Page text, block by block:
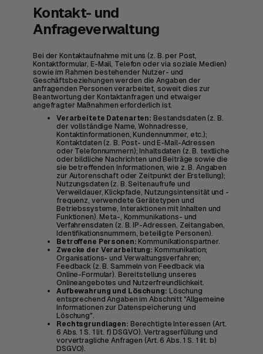
Kontakt- und
Anfrageverwaltung
Bei der Kontaktaufnahme mit uns (z. B. per Post,
Kontaktformular, E-Mail, Telefon oder via soziale Medien)
sowie im Rahmen bestehender Nutzer- und
Geschäftsbeziehungen werden die Angaben der
anfragenden Personen verarbeitet, soweit dies zur
Beantwortung der Kontaktanfragen und etwaiger
angefragter Maßnahmen erforderlich ist.
Verarbeitete Datenarten: Bestandsdaten (z. B.
der vollständige Name, Wohnadresse,
Kontaktinformationen, Kundennummer, etc.);
Kontaktdaten (z. B. Post- und E-Mail-Adressen
oder Telefonnummern); Inhaltsdaten (z. B. textliche
oder bildliche Nachrichten und Beiträge sowie die
sie betreffenden Informationen, wie z. B. Angaben
zur Autorenschaft oder Zeitpunkt der Erstellung);
Nutzungsdaten (z. B. Seitenaufrufe und
Verweildauer, Klickpfade, Nutzungsintensität und -
frequenz, verwendete Gerätetypen und
Betriebssysteme, Interaktionen mit Inhalten und
Funktionen). Meta-, Kommunikations- und
Verfahrensdaten (z. B. IP-Adressen, Zeitangaben,
Identifikationsnummern, beteiligte Personen).
Betroffene Personen:Kommunikationspartner.
Zwecke der Verarbeitung: Kommunikation;
Organisations- und Verwaltungsverfahren;
Feedback (z. B. Sammeln von Feedback via
Online-Formular). Bereitstellung unseres
Onlineangebotes und Nutzerfreundlichkeit.
Aufbewahrung und Löschung: Löschung
entsprechend Angaben im Abschnitt "Allgemeine
Informationen zur Datenspeicherung und
Löschung".
Rechtsgrundlagen: Berechtigte Interessen (Art.
6 Abs. 1 S. 1 lit. f) DSGVO). Vertragserfüllung und
vorvertragliche Anfragen (Art. 6 Abs. 1 S. 1 lit. b)
DSGVO).